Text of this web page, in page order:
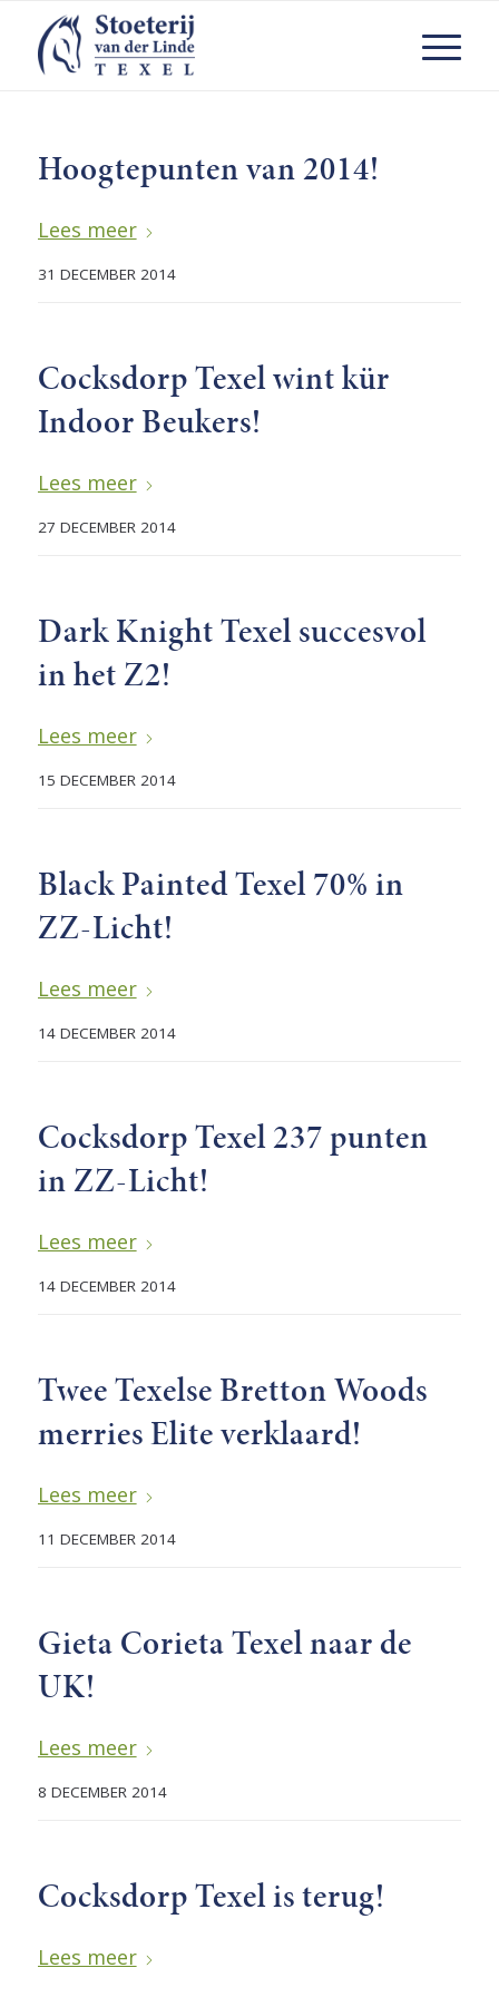
Hoogtepunten van 2014!
Lees meer
31 DECEMBER 2014
Cocksdorp Texel wint kür
Indoor Beukers!
Lees meer
27 DECEMBER 2014
Dark Knight Texel succesvol
in het Z2!
Lees meer
15 DECEMBER 2014
Black Painted Texel 70% in
ZZ-Licht!
Lees meer
14 DECEMBER 2014
Cocksdorp Texel 237 punten
in ZZ-Licht!
Lees meer
14 DECEMBER 2014
Twee Texelse Bretton Woods
merries Elite verklaard!
Lees meer
11 DECEMBER 2014
Gieta Corieta Texel naar de
UK!
Lees meer
8 DECEMBER 2014
Cocksdorp Texel is terug!
Lees meer